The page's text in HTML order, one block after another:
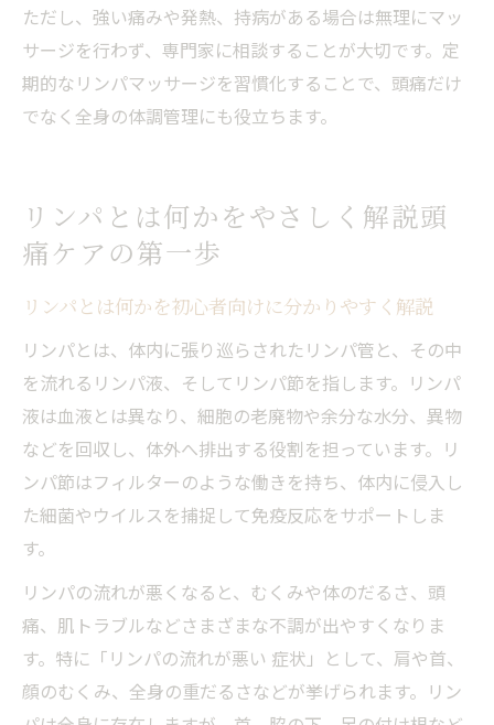
ただし、強い痛みや発熱、持病がある場合は無理にマッ
サージを行わず、専門家に相談することが大切です。定
期的なリンパマッサージを習慣化することで、頭痛だけ
でなく全身の体調管理にも役立ちます。
リンパとは何かをやさしく解説頭
痛ケアの第一歩
リンパとは何かを初心者向けに分かりやすく解説
リンパとは、体内に張り巡らされたリンパ管と、その中
を流れるリンパ液、そしてリンパ節を指します。リンパ
液は血液とは異なり、細胞の老廃物や余分な水分、異物
などを回収し、体外へ排出する役割を担っています。リ
ンパ節はフィルターのような働きを持ち、体内に侵入し
た細菌やウイルスを捕捉して免疫反応をサポートしま
す。
リンパの流れが悪くなると、むくみや体のだるさ、頭
痛、肌トラブルなどさまざまな不調が出やすくなりま
す。特に「リンパの流れが悪い 症状」として、肩や首、
顔のむくみ、全身の重だるさなどが挙げられます。リン